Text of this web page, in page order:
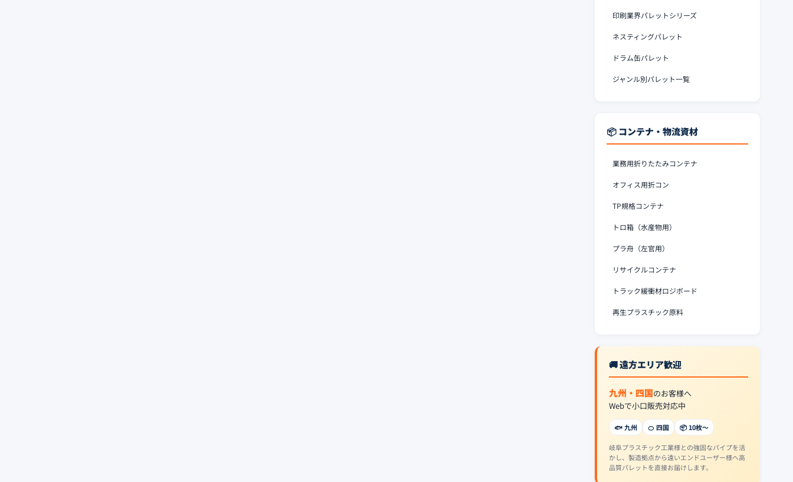
印刷業界パレットシリーズ
ネスティングパレット
ドラム缶パレット
ジャンル別パレット一覧
📦 コンテナ・物流資材
業務用折りたたみコンテナ
オフィス用折コン
TP規格コンテナ
トロ箱（水産物用）
プラ舟（左官用）
リサイクルコンテナ
トラック緩衝材ロジボード
再生プラスチック原料
🚚 遠方エリア歓迎
九州・四国のお客様へ
Webで小口販売対応中
🐟 九州 🍊 四国 📦 10枚〜
岐阜プラスチック工業様との強固なパイプを活
かし、製造拠点から遠いエンドユーザー様へ高
品質パレットを直接お届けします。